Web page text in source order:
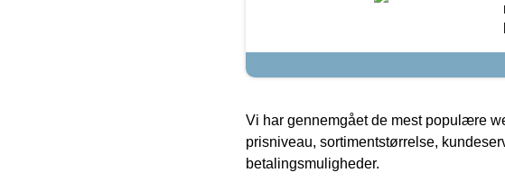
Vi har gennemgået de mest populære
prisniveau, sortimentstørrelse,
betalingsmuligheder.